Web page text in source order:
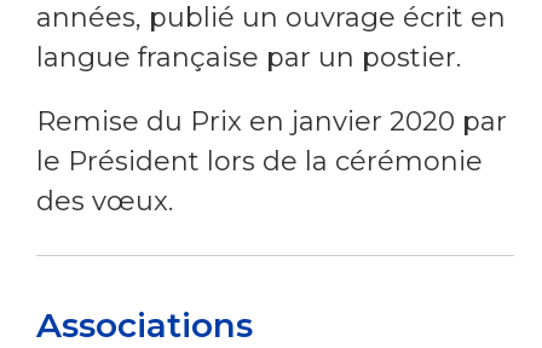
années, publié un ouvrage écrit en
langue française par un postier.
Remise du Prix en janvier 2020 par
le Président lors de la cérémonie
des vœux.
Associations